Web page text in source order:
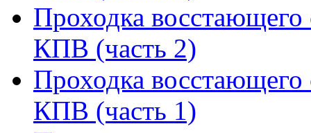
Проходка
КПВ (часть 2)
Проходка
КПВ (часть 1)